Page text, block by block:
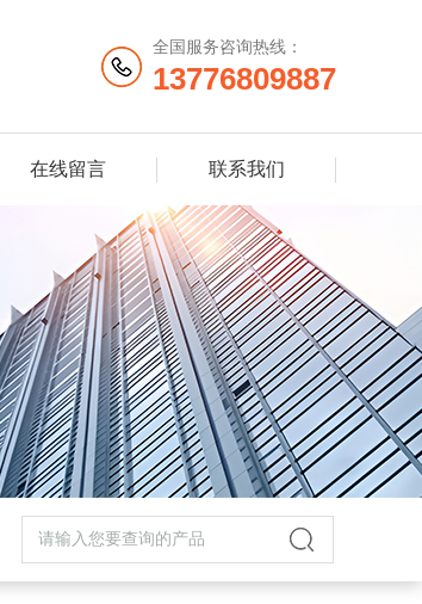
全国服务咨询热线：
13776809887
在线留言 联系我们